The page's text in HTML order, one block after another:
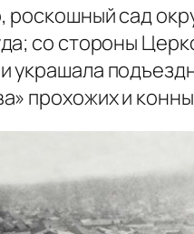
сад
со стороны
украшала
прохожих и